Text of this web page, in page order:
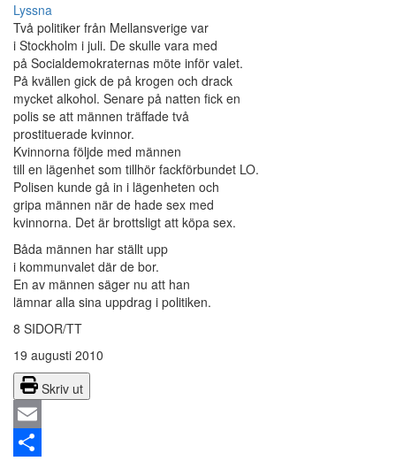
Lyssna
Två politiker från Mellansverige var
i Stockholm i juli. De skulle vara med
på Socialdemokraternas möte inför valet.
På kvällen gick de på krogen och drack
mycket alkohol. Senare på natten fick en
polis se att männen träffade två
prostituerade kvinnor.
Kvinnorna följde med männen
till en lägenhet som tillhör fackförbundet LO.
Polisen kunde gå in i lägenheten och
gripa männen när de hade sex med
kvinnorna. Det är brottsligt att köpa sex.
Båda männen har ställt upp
i kommunvalet där de bor.
En av männen säger nu att han
lämnar alla sina uppdrag i politiken.
8 SIDOR/TT
19 augusti 2010
Skriv ut
Email